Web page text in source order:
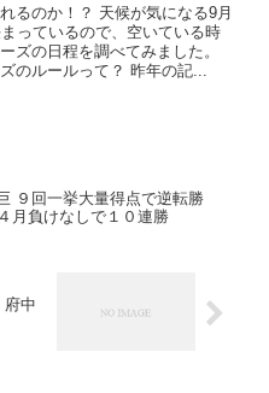
るのか！？ 天候が気になる9月
っているので、空いている時
ズの日程を調べてみました。
のルールって？ 昨年の記...
９回一挙大量得点で逆転勝
負けなしで１０連勝
中